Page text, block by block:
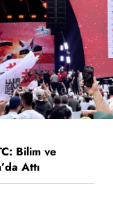
Bilim ve
Attı